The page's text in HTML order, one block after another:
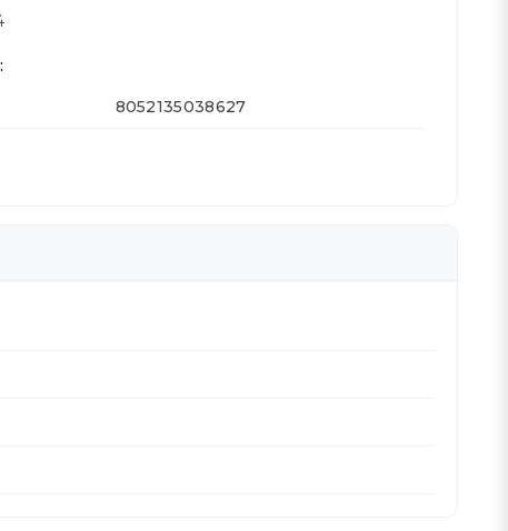
8052135038627